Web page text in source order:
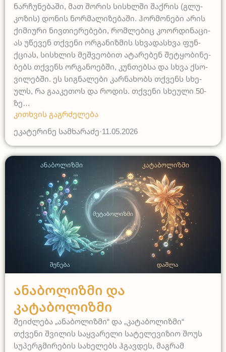
ნარ­ჩუ­ნე­ბა­ში, მათ შო­რის სის­ხლში შა­ქრის (გლუ­
კო­ზის) დო­ნის ნო­რმა­ლი­ზე­ბა­ში. ჰო­რმო­ნე­ბი არის
ქი­მი­უ­რი ნივ­თი­ე­რე­ბე­ბი, რომ­ლე­ბიც კო­ორ­დი­ნა­ცი­
ას უწე­ვენ თქვე­ნი ორგა­ნიზ­მის სხვა­დას­ხვა ფუნ­
ქცი­ას, სის­ხლის მეშ­ვე­ო­ბით ატა­რე­ბენ შეტ­ყო­ბი­ნე­
ბებს თქვენს ორგა­ნო­ებ­ში, კუნ­თებ­სა და სხვა ქსო­
ვი­ლებ­ში. ეს სი­გნა­ლე­ბი კარ­ნა­ხობს თქვენს სხე­
ულს, რა გა­ა­კე­თოს და რო­დის. თქვე­ნი სხე­უ­ლი 50-
ზე…
კითხვის გაგრძელება
ეკატერინე სამხარაძე·11.05.2026
Ანაბოლიზმი Და
Კატაბოლიზმი
შეიძლება „ანაბოლიზმი“ და „კატაბოლიზმი“
თქვენი შვილის საყვარელი სატელევიზიო შოუს
სუპერგმირების სახელებს ჰგავდეს, მაგრამ